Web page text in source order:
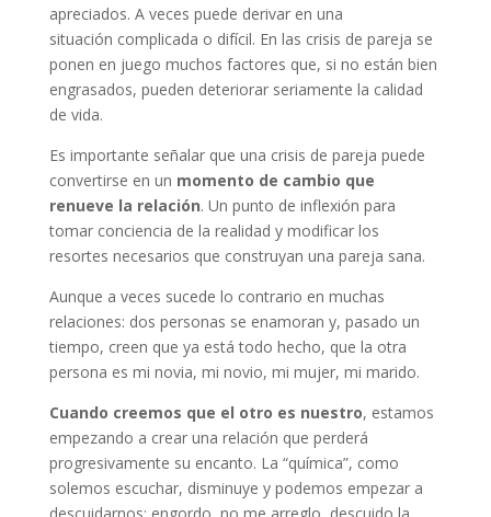
apreciados. A veces puede derivar en una
situación complicada o difícil. En las crisis de pareja se
ponen en juego muchos factores que, si no están bien
engrasados, pueden deteriorar seriamente la calidad
de vida.
Es importante señalar que una crisis de pareja puede
convertirse en un momento de cambio que
renueve la relación. Un punto de inflexión para
tomar conciencia de la realidad y modificar los
resortes necesarios que construyan una pareja sana.
Aunque a veces sucede lo contrario en muchas
relaciones: dos personas se enamoran y, pasado un
tiempo, creen que ya está todo hecho, que la otra
persona es mi novia, mi novio, mi mujer, mi marido.
Cuando creemos que el otro es nuestro, estamos
empezando a crear una relación que perderá
progresivamente su encanto. La “química”, como
solemos escuchar, disminuye y podemos empezar a